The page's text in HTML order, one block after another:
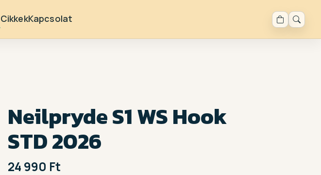
CikkekKapcsolat
Neilpryde S1 WS Hook
STD 2026
24 990 Ft